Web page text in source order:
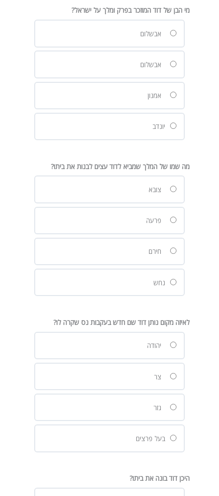
מי הבן של דוד המוזכר בפרק ומלך על ישראל?
אבשלום
אבשלום
אמנון
יונדב
מה שמו של המלך שמביא לדוד עצים לבנות את ביתו?
צובא
פרעה
חירם
נחש
לאיזה מקום נותן דוד שם חדש בעקבות נס שקרה לו?
יהודה
צר
גזר
בעל פרצים
היכן דוד בונה את ביתו?